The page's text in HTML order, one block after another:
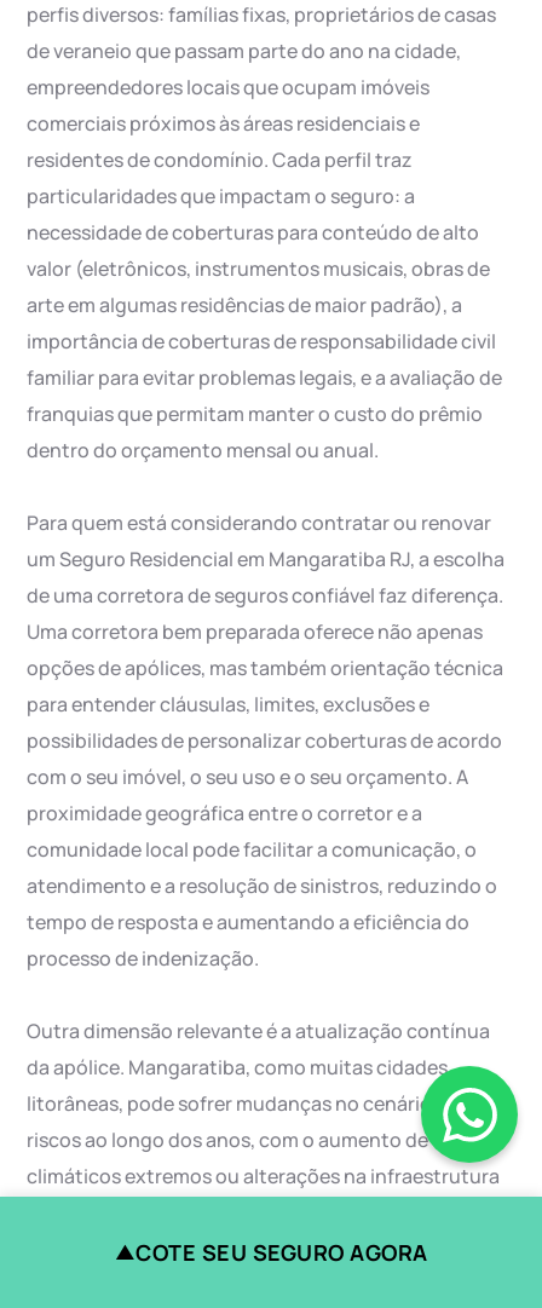
perfis diversos: famílias fixas, proprietários de casas
de veraneio que passam parte do ano na cidade,
empreendedores locais que ocupam imóveis
comerciais próximos às áreas residenciais e
residentes de condomínio. Cada perfil traz
particularidades que impactam o seguro: a
necessidade de coberturas para conteúdo de alto
valor (eletrônicos, instrumentos musicais, obras de
arte em algumas residências de maior padrão), a
importância de coberturas de responsabilidade civil
familiar para evitar problemas legais, e a avaliação de
franquias que permitam manter o custo do prêmio
dentro do orçamento mensal ou anual.
Para quem está considerando contratar ou renovar
um Seguro Residencial em Mangaratiba RJ, a escolha
de uma corretora de seguros confiável faz diferença.
Uma corretora bem preparada oferece não apenas
opções de apólices, mas também orientação técnica
para entender cláusulas, limites, exclusões e
possibilidades de personalizar coberturas de acordo
com o seu imóvel, o seu uso e o seu orçamento. A
proximidade geográfica entre o corretor e a
comunidade local pode facilitar a comunicação, o
atendimento e a resolução de sinistros, reduzindo o
tempo de resposta e aumentando a eficiência do
processo de indenização.
Outra dimensão relevante é a atualização contínua
da apólice. Mangaratiba, como muitas cidades
litorâneas, pode sofrer mudanças no cenário de
riscos ao longo dos anos, com o aumento de eventos
climáticos extremos ou alterações na infraestrutura
periódicas, ajustes em coberturas e revisão de valores
▲COTE SEU SEGURO AGORA